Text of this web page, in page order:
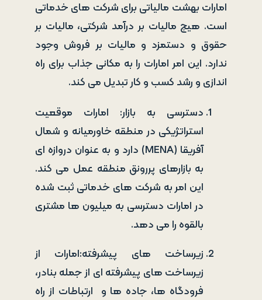
امارات بهشت ​​مالیاتی برای شرکت های خدماتی
است. هیچ مالیات بر درآمد شرکتی، مالیات بر
حقوق و دستمزد و مالیات بر فروش وجود
ندارد. این امر امارات را به مکانی جذاب برای راه
اندازی و رشد کسب و کار تبدیل می کند.
دسترسی به بازار: امارات موقعیت
استراتژیکی در منطقه خاورمیانه و شمال
آفریقا (MENA) دارد و به عنوان دروازه ای
به بازارهای پررونق منطقه عمل می کند.
این امر به شرکت های خدماتی ثبت شده
در امارات دسترسی به میلیون ها مشتری
بالقوه را می دهد.
زیرساخت های پیشرفته:امارات از
زیرساخت های پیشرفته ای از جمله بنادر،
فرودگاه ها، جاده ها و ارتباطات از راه